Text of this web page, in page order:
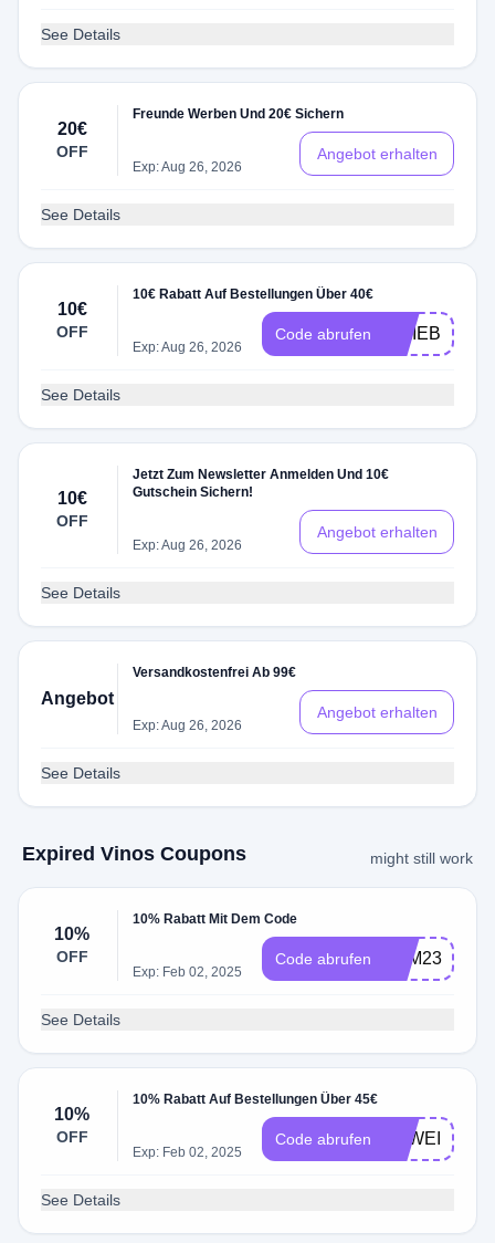
See Details
20€
OFF
Freunde Werben Und 20€ Sichern
Exp: Aug 26, 2026
Angebot erhalten
See Details
10€
OFF
10€ Rabatt Auf Bestellungen Über 40€
Exp: Aug 26, 2026
Code abrufen INLIEBE10
See Details
10€
OFF
Jetzt Zum Newsletter Anmelden Und 10€
Gutschein Sichern!
Exp: Aug 26, 2026
Angebot erhalten
See Details
Angebot
Versandkostenfrei Ab 99€
Exp: Aug 26, 2026
Angebot erhalten
See Details
Expired Vinos Coupons might still work
10%
OFF
10% Rabatt Mit Dem Code
Exp: Feb 02, 2025
Code abrufen 4QM23DJ
See Details
10%
OFF
10% Rabatt Auf Bestellungen Über 45€
Exp: Feb 02, 2025
Code abrufen STWEIN24
See Details